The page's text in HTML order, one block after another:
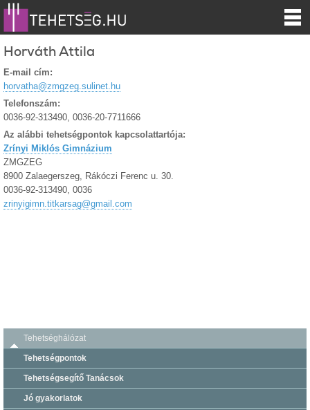
Horváth Attila
E-mail cím:
horvatha@zmgzeg.sulinet.hu
Telefonszám:
0036-92-313490, 0036-20-7711666
Az alábbi tehetségpontok kapcsolattartója:
Zrínyi Miklós Gimnázium
ZMGZEG
8900 Zalaegerszeg, Rákóczi Ferenc u. 30.
0036-92-313490, 0036
zrinyigimn.titkarsag@gmail.com
Tehetséghálózat
Tehetségpontok
Tehetségsegítő Tanácsok
Jó gyakorlatok